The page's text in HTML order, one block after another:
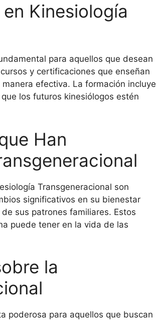
Kinesiología
para aquellos que desean
y certificaciones que enseñan
efectiva. La formación incluye
los futuros kinesiólogos estén
Han
Transgeneracional son
significativos en su bienestar
sus patrones familiares. Estos
puede tener en la vida de las
la
poderosa para aquellos que buscan